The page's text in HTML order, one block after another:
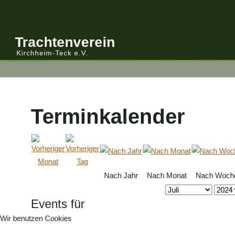
Trachtenverein
Kirchheim-Teck e.V.
Terminkalender
Nach Jahr Nach Monat Nach
Events für
Wir benutzen Cookies
Anmelden/Abmelden
Gebirgstracht
Berichte Vereinsleitung